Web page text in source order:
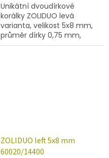
Unikátní dvoudírkové
korálky ZOLIDUO levá
varianta, velikost 5x8 mm,
průměr dírky 0,75 mm,
obsah balení 20 ks nebo
ZOLIDUO left 5x8 mm
60020/14400